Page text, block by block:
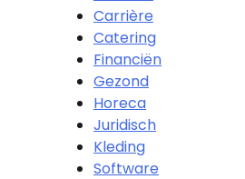
Carrière
Catering
Financiën
Gezond
Horeca
Juridisch
Kleding
Software